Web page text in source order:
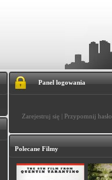
Panel logowania
Zarejestruj się | Przypomnij hasło
Polecane Filmy